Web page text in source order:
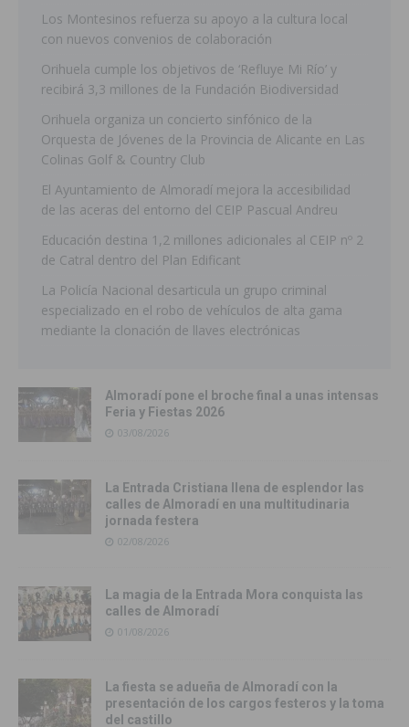
Los Montesinos refuerza su apoyo a la cultura local
con nuevos convenios de colaboración
Orihuela cumple los objetivos de ‘Refluye Mi Río’ y
recibirá 3,3 millones de la Fundación Biodiversidad
Orihuela organiza un concierto sinfónico de la
Orquesta de Jóvenes de la Provincia de Alicante en Las
Colinas Golf & Country Club
El Ayuntamiento de Almoradí mejora la accesibilidad
de las aceras del entorno del CEIP Pascual Andreu
Educación destina 1,2 millones adicionales al CEIP nº 2
de Catral dentro del Plan Edificant
La Policía Nacional desarticula un grupo criminal
especializado en el robo de vehículos de alta gama
mediante la clonación de llaves electrónicas
Almoradí pone el broche final a unas intensas
Feria y Fiestas 2026
03/08/2026
La Entrada Cristiana llena de esplendor las
calles de Almoradí en una multitudinaria
jornada festera
02/08/2026
La magia de la Entrada Mora conquista las
calles de Almoradí
01/08/2026
La fiesta se adueña de Almoradí con la
presentación de los cargos festeros y la toma
del castillo